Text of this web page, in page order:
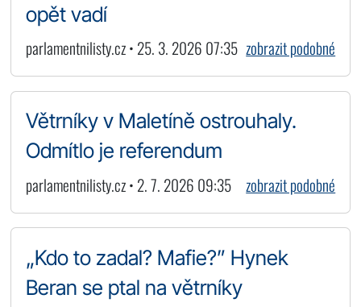
opět vadí
parlamentnilisty.cz • 25. 3. 2026 07:35 zobrazit podobné
Větrníky v Maletíně ostrouhaly.
Odmítlo je referendum
parlamentnilisty.cz • 2. 7. 2026 09:35 zobrazit podobné
„Kdo to zadal? Mafie?” Hynek
Beran se ptal na větrníky